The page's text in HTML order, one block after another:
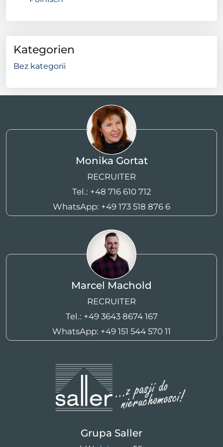
Kategorien
Bez kategorii
Monika Gortat
RECRUITER
Tel.: +48 716 610 712
WhatsApp: +49 173 518 876 6
Marcel Machold
RECRUITER
Tel.: +49 3643 8674 167
WhatsApp: +49 151 544 570 11
Grupa Saller